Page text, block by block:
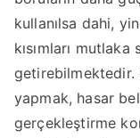
kullanılsa dahi,
kısımları
getirebilmektedir.
yapmak, hasar
gerçekleştirme